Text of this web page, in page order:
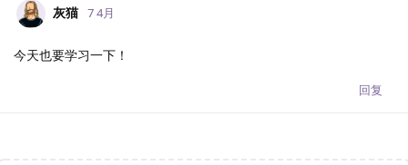
灰猫 7 4月
今天也要学习一下！
回复